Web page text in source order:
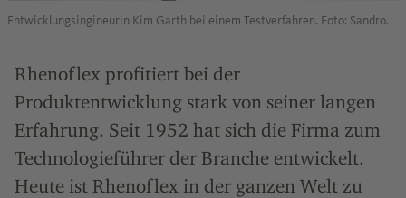
Entwicklungsingineurin Kim Garth bei einem Testverfahren. Foto: Sandro.
Rhenoflex profitiert bei der
Produktentwicklung stark von seiner langen
Erfahrung. Seit 1952 hat sich die Firma zum
Technologieführer der Branche entwickelt.
Heute ist Rhenoflex in der ganzen Welt zu